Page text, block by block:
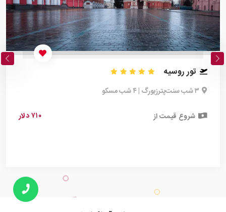
تور روسیه
۳ شب سنت‌پترزبورگ | ۴ شب مسکو
شروع قیمت از ۷۱۰ دلار